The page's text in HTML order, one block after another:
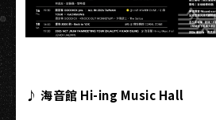
♪ 海音館 Hi-ing Music Hall